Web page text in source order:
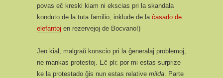
povas eĉ kreski kiam ni ekscias pri la skandala
konduto de la tuta familio, inklude de la ĉasado de
elefantoj en rezervejoj de Bocvano!)
Jen kial, malgraŭ konscio pri la ĝeneralaj problemoj,
ne mankas protestoj. Eĉ pli: por mi estas surprize
ke la protestado ĝis nun estas relative milda. Parte